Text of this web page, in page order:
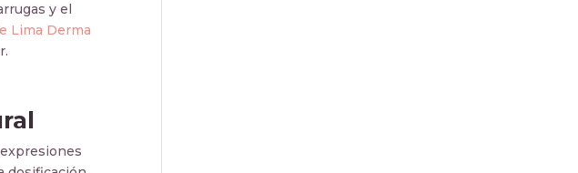
y el
Lima Derma